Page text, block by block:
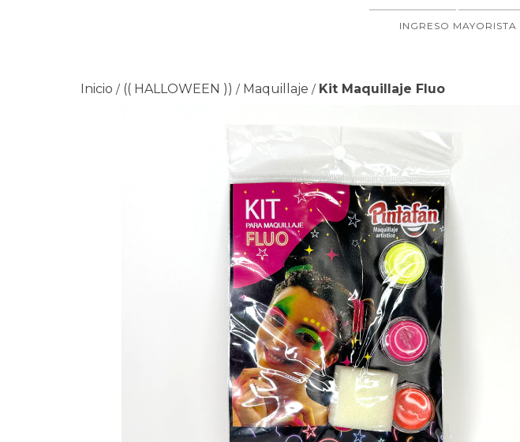
INGRESO MAYORISTA
Inicio / (( HALLOWEEN )) / Maquillaje / Kit Maquillaje Fluo